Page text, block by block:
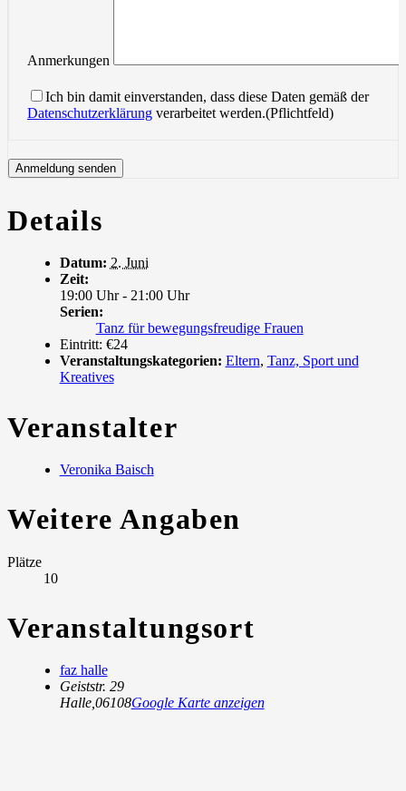
Anmerkungen
Ich bin damit einverstanden, dass diese Daten gemäß der
Datenschutzerklärung verarbeitet werden.(Pflichtfeld)
Details
Datum: 2. Juni
Zeit:
19:00 Uhr - 21:00 Uhr
Serien:
Tanz für bewegungsfreudige Frauen
Eintritt: €24
Veranstaltungskategorien: Eltern, Tanz, Sport und
Kreatives
Veranstalter
Veronika Baisch
Weitere Angaben
Plätze
10
Veranstaltungsort
faz halle
Geiststr. 29
Halle, 06108Google Karte anzeigen